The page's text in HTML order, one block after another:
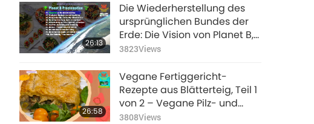
26:13
Die Wiederherstellung des
ursprünglichen Bundes der
Erde: Die Vision von Planet B,
Teil 1 von 2
3823Views
26:58
Vegane Fertiggericht-
Rezepte aus Blätterteig, Teil 1
von 2 – Vegane Pilz- und
Grünkohl-Pastete
3808Views